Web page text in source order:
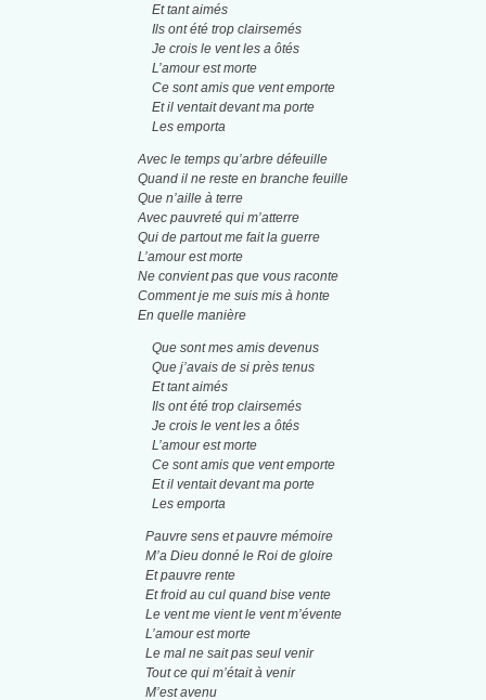
Et tant aimés
Ils ont été trop clairsemés
Je crois le vent les a ôtés
L’amour est morte
Ce sont amis que vent emporte
Et il ventait devant ma porte
Les emporta
Avec le temps qu’arbre défeuille
Quand il ne reste en branche feuille
Que n’aille à terre
Avec pauvreté qui m’atterre
Qui de partout me fait la guerre
L’amour est morte
Ne convient pas que vous raconte
Comment je me suis mis à honte
En quelle manière
Que sont mes amis devenus
Que j’avais de si près tenus
Et tant aimés
Ils ont été trop clairsemés
Je crois le vent les a ôtés
L’amour est morte
Ce sont amis que vent emporte
Et il ventait devant ma porte
Les emporta
Pauvre sens et pauvre mémoire
M’a Dieu donné le Roi de gloire
Et pauvre rente
Et froid au cul quand bise vente
Le vent me vient le vent m’évente
L’amour est morte
Le mal ne sait pas seul venir
Tout ce qui m’était à venir
M’est avenu